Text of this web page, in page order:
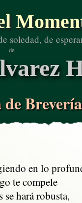
soledad, de
de
en lo
te compele
se hará robusta,